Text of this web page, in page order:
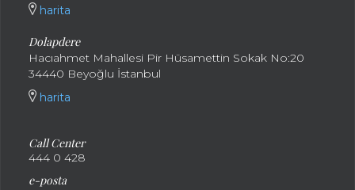
harita
Dolapdere
Hacıahmet Mahallesi Pir Hüsamettin Sokak No:20
34440 Beyoğlu İstanbul
harita
Call Center
444 0 428
e-posta